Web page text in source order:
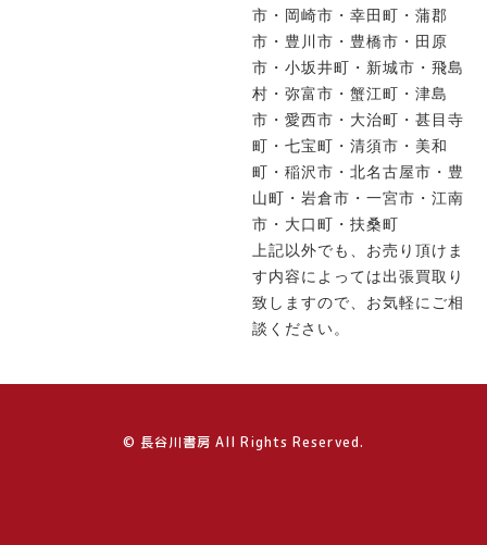
市・岡崎市・幸田町・蒲郡
市・豊川市・豊橋市・田原
市・小坂井町・新城市・飛島
村・弥富市・蟹江町・津島
市・愛西市・大治町・甚目寺
町・七宝町・清須市・美和
町・稲沢市・北名古屋市・豊
山町・岩倉市・一宮市・江南
市・大口町・扶桑町
上記以外でも、お売り頂けま
す内容によっては出張買取り
致しますので、お気軽にご相
談ください。
© 長谷川書房 All Rights Reserved.